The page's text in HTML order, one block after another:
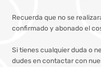
Recuerda que no se
confirmado y abonado el
Si tienes cualquier duda o
dudes en contactar con